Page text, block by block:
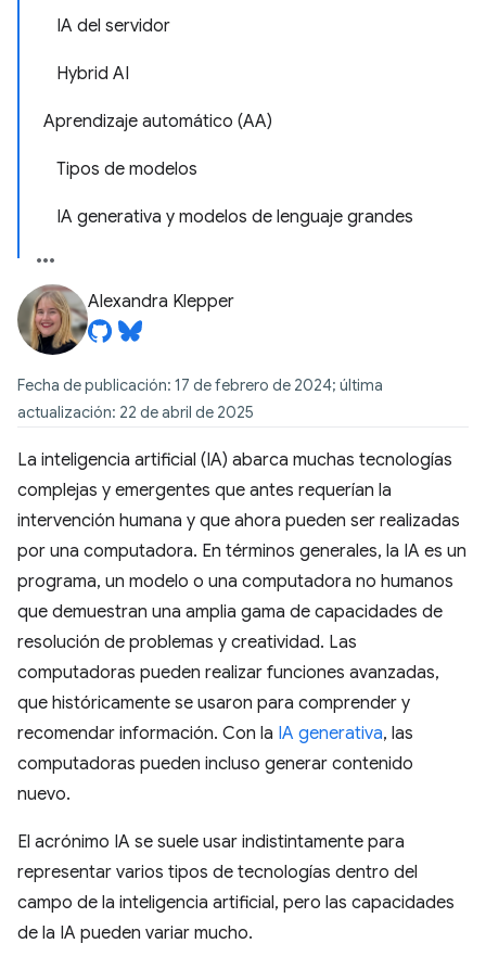
IA del servidor
Hybrid AI
Aprendizaje automático (AA)
Tipos de modelos
IA generativa y modelos de lenguaje grandes
Alexandra Klepper
Fecha de publicación: 17 de febrero de 2024; última
actualización: 22 de abril de 2025
La inteligencia artificial (IA) abarca muchas tecnologías
complejas y emergentes que antes requerían la
intervención humana y que ahora pueden ser realizadas
por una computadora. En términos generales, la IA es un
programa, un modelo o una computadora no humanos
que demuestran una amplia gama de capacidades de
resolución de problemas y creatividad. Las
computadoras pueden realizar funciones avanzadas,
que históricamente se usaron para comprender y
recomendar información. Con la IA generativa, las
computadoras pueden incluso generar contenido
nuevo.
El acrónimo IA se suele usar indistintamente para
representar varios tipos de tecnologías dentro del
campo de la inteligencia artificial, pero las capacidades
de la IA pueden variar mucho.